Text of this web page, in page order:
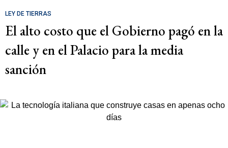
LEY DE TIERRAS
El alto costo que el Gobierno pagó en la
calle y en el Palacio para la media
sanción